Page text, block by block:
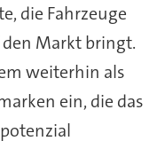
die Fahrzeuge
Markt bringt.
weiterhin als
ein, die das